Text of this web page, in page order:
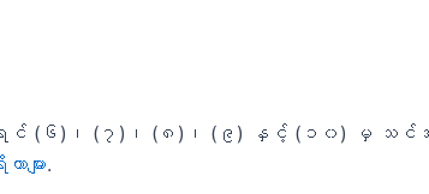
(၆)၊ (၇)၊ (၈)၊ (၉) နှင့် (၁၀) မှ သင်အ
ျား.